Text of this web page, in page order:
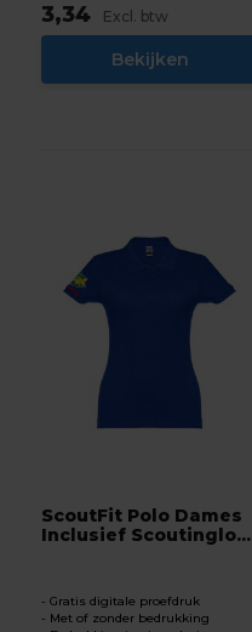
3,34 Excl. btw
Bekijken
ScoutFit Polo Dames
Inclusief Scoutinglo...
Gratis digitale proefdruk
Met of zonder bedrukking